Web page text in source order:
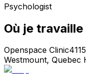
Psychologist
Où je travaille
Openspace Clinic
Westmount, Quebec